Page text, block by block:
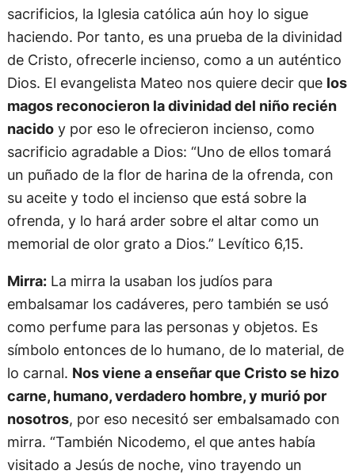
sacrificios, la Iglesia católica aún hoy lo sigue
haciendo. Por tanto, es una prueba de la divinidad
de Cristo, ofrecerle incienso, como a un auténtico
Dios. El evangelista Mateo nos quiere decir que los
magos reconocieron la divinidad del niño recién
nacidoy por eso le ofrecieron incienso, como
sacrificio agradable a Dios: “Uno de ellos tomará
un puñado de la flor de harina de la ofrenda, con
su aceite y todo el incienso que está sobre la
ofrenda, y lo hará arder sobre el altar como un
memorial de olor grato a Dios.” Levítico 6,15.
Mirra:La mirra la usaban los judíos para
embalsamar los cadáveres, pero también se usó
como perfume para las personas y objetos. Es
símbolo entonces de lo humano, de lo material, de
lo carnal. Nos viene a enseñar que Cristo se hizo
carne, humano, verdadero hombre, y murió por
nosotros, por eso necesitó ser embalsamado con
mirra. “También Nicodemo, el que antes había
visitado a Jesús de noche, vino trayendo un